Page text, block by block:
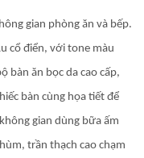
gian phòng ăn và bếp.
cổ điển, với tone màu
bàn ăn bọc da cao cấp,
bàn cùng họa tiết để
gian dùng bữa ấm
trần thạch cao chạm